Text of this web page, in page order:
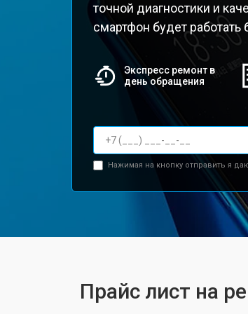
точной диагностики и
смартфон будет
Экспресс ремонт в
день обращения
Нажимая на кнопку отправить я
Прайс лист на